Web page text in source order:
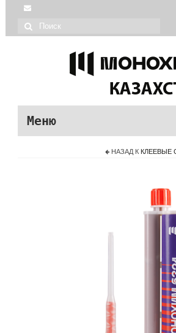
Меню
| Монохим каталог
НАЗАД К КЛЕЕВЫЕ